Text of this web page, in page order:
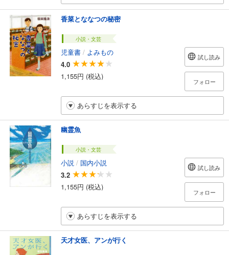
香菜とななつの秘密
小説・文芸
児童書 / よみもの
4.0
1,155円 (税込)
試し読み
フォロー
あらすじを表示する
幽霊魚
小説・文芸
小説 / 国内小説
3.2
1,155円 (税込)
試し読み
フォロー
あらすじを表示する
天才女医、アンが行く